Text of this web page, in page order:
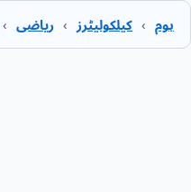
ہوم › کیلکولیٹرز › ریاضی ›